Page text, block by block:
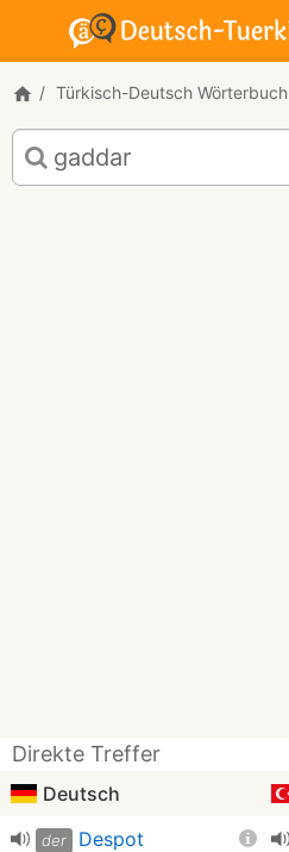
Türkisch-Deutsch Wörterbuch
Türkisch-
Deutsch
Übersetzung
Direkte Treffer
Deutsch
der Despot